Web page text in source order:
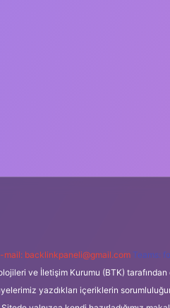
mail: backlinkpaneli@gmail.com Teams:
ve İletişim Kurumu (BTK)
yazdıkları içeriklerin